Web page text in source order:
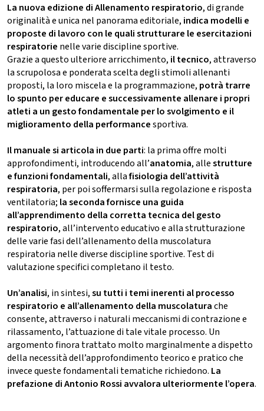
La nuova edizione di Allenamento respiratorio, di grande
originalità e unica nel panorama editoriale, indica modelli e
proposte di lavoro con le quali strutturare le esercitazioni
respiratorie nelle varie discipline sportive.
Grazie a questo ulteriore arricchimento, il tecnico, attraverso
la scrupolosa e ponderata scelta degli stimoli allenanti
proposti, la loro miscela e la programmazione, potrà trarre
lo spunto per educare e successivamente allenare i propri
atleti a un gesto fondamentale per lo svolgimento e il
miglioramento della performancesportiva.
Il manuale si articola in due parti: la prima offre molti
approfondimenti, introducendo all’anatomia, allestrutture
e funzioni fondamentali, allafisiologia dell’attività
respiratoria, per poi soffermarsi sulla regolazione e risposta
ventilatoria; la seconda fornisce una guida
all’apprendimento della corretta tecnica del gesto
respiratorio, all’intervento educativo e alla strutturazione
delle varie fasi dell’allenamento della muscolatura
respiratoria nelle diverse discipline sportive. Test di
valutazione specifici completano il testo.
Un’analisi, in sintesi,su tutti i temi inerenti al processo
respiratorio e all’allenamento della muscolaturache
consente, attraverso i naturali meccanismi di contrazione e
rilassamento, l’attuazione di tale vitale processo. Un
argomento finora trattato molto marginalmente a dispetto
della necessità dell’approfondimento teorico e pratico che
invece queste fondamentali tematiche richiedono. La
prefazione di Antonio Rossi avvalora ulteriormente l’opera.